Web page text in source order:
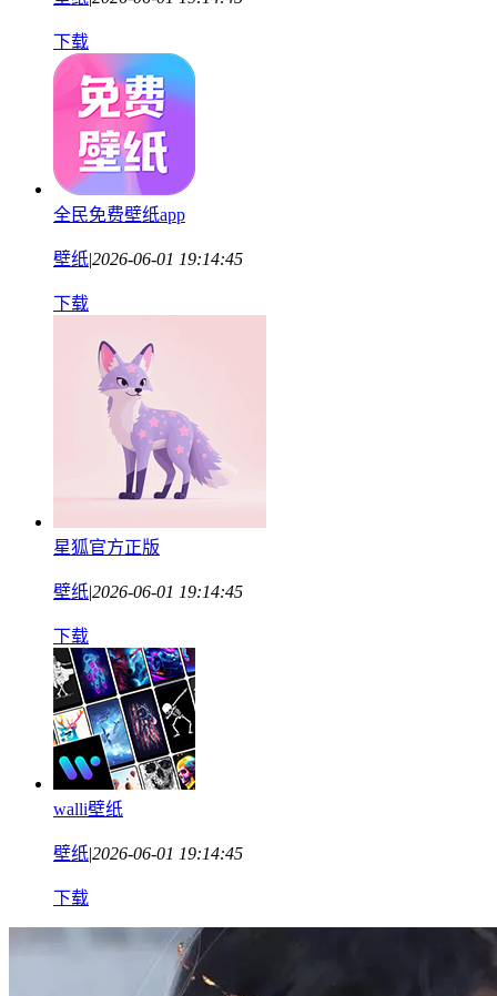
下载
全民免费壁纸app
壁纸2026-06-01 19:14:45
下载
星狐官方正版
壁纸2026-06-01 19:14:45
下载
walli壁纸
壁纸2026-06-01 19:14:45
下载